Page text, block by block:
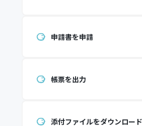
申請書を申請
帳票を出力
添付ファイルをダウンロード